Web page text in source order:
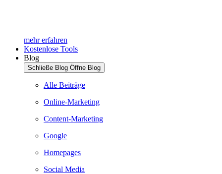
mehr erfahren
Kostenlose Tools
Blog
Schließe Blog Öffne Blog
Alle Beiträge
Online-Marketing
Content-Marketing
Google
Homepages
Social Media